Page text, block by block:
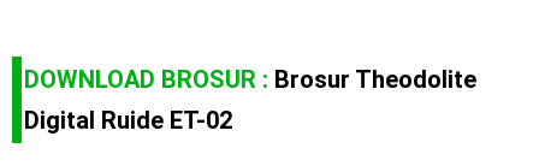
DOWNLOAD BROSUR : Brosur Theodolite
Digital Ruide ET-02